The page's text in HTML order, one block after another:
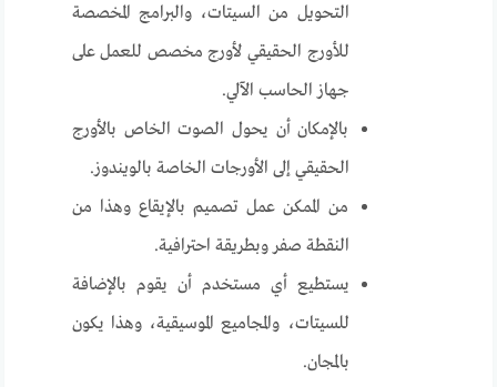
التحويل من السيتات، والبرامج المخصصة
للأورج الحقيقي لأورج مخصص للعمل على
جهاز الحاسب الآلي.
بالإمكان أن يحول الصوت الخاص بالأورج
الحقيقي إلى الأورجات الخاصة بالويندوز.
من الممكن عمل تصميم بالإيقاع وهذا من
النقطة صفر وبطريقة احترافية.
يستطيع أي مستخدم أن يقوم بالإضافة
للسيتات، والمجاميع الموسيقية، وهذا يكون
بالمجان.